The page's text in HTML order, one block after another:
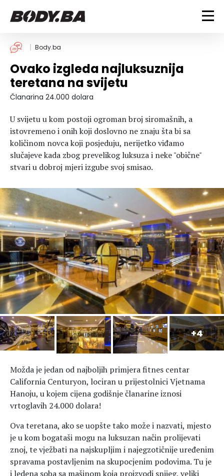
FITNESS
Vježbanje
Mršanje
Discipline
BODYBUILDING
Trening i vježbe
Savjeti
Ostalo
ISHRANA
Dijete
Nutricionizam
Recepti
Suplementi
ZDRAVLJE
Um i tijelo
Povrede i bolesti
Trudnice
LIFESTYLE
Fitness
Ishrana
Zdravlje
Hedonizam
VODA
MAGAZIN
Njega nje
Njega njega
Šminka
Tehnologija
KALORIJE
Body.ba
Ovako izgleda najluksuznija
teretana na svijetu
Članarina 24.000 dolara
U svijetu u kom postoji ogroman broj siromašnih, a
istovremeno i onih koji doslovno ne znaju šta bi sa
količinom novca koji posjeduju, nerijetko viđamo
slučajeve kada zbog prevelikog luksuza i neke "obične"
stvari u dobroj mjeri izgube svoj smisao.
Možda je jedan od najboljih primjera fitnes centar
California Centuryon, lociran u prijestolnici Vjetnama
Hanoju, u kojem cijena godišnje članarine iznosi
vrtoglavih 24.000 dolara!
Ova teretana, ako se uopšte tako može i nazvati, mjesto
je u kom bogataši mogu na luksuzan način prolijevati
znoj, te vježbati na najskupljim i najegzotičnije uređenim
spravama postavljenim na skupocjenim podovima. Tu je
i ledena soba sa mašinom koja proizvodi snijeg, veliki